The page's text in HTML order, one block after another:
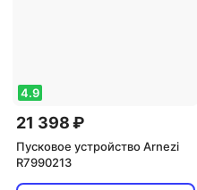
4.9
21 398 ₽
Пусковое устройство Arnezi
R7990213